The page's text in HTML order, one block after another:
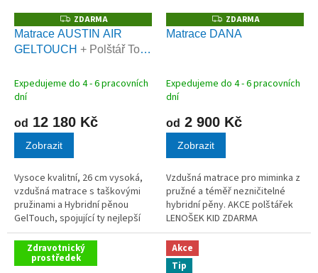
Z
D
A
R
ZDARMA
Matrace AUSTIN AIR
GELTOUCH + Polštář Tom
Expedujeme do 4 - 6 pracovních
dní
od 12 180 Kč
Zobrazit
Vysoce kvalitní, 26 cm vysoká,
vzdušná matrace s taškovými
pružinami a Hybridní pěnou
GelTouch, spojující ty nejlepší
materiály pro zdravý spánek.
AKCE polštář Tom Kokos
ZDARMA
Z
D
A
ZDARMA
Matrace DANA
Expedujeme do 4 - 6 pracovních
dní
od 2 900 Kč
Zobrazit
Vzdušná matrace pro miminka z
pružné a téměř nezničitelné
hybridní pěny. AKCE polštářek
LENOŠEK KID ZDARMA
Zdravotnický
prostředek
Akce
Tip